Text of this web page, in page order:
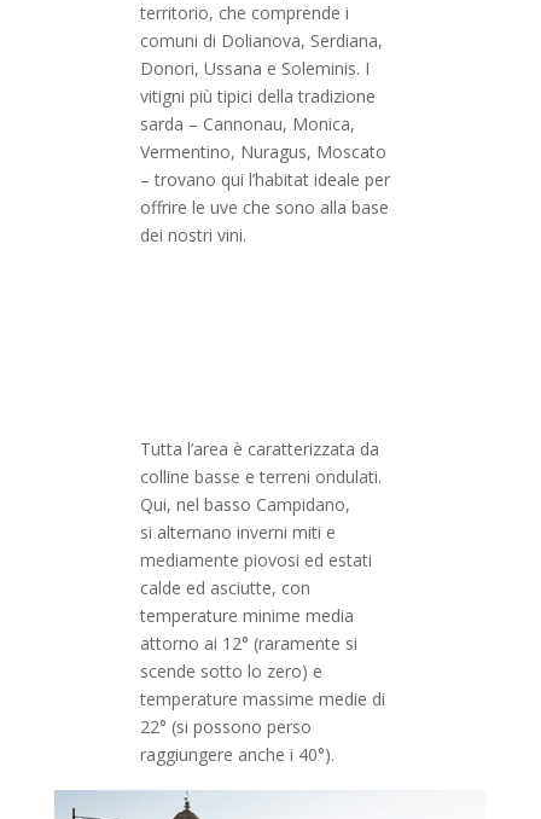
territorio, che comprende i
comuni di Dolianova, Serdiana,
Donori, Ussana e Soleminis. I
vitigni più tipici della tradizione
sarda – Cannonau, Monica,
Vermentino, Nuragus, Moscato
– trovano qui l’habitat ideale per
offrire le uve che sono alla base
dei nostri vini.
Tutta l’area è caratterizzata da
colline basse e terreni ondulati.
Qui, nel basso Campidano,
si alternano inverni miti e
mediamente piovosi ed estati
calde ed asciutte, con
temperature minime media
attorno ai 12° (raramente si
scende sotto lo zero) e
temperature massime medie di
22° (si possono perso
raggiungere anche i 40°).